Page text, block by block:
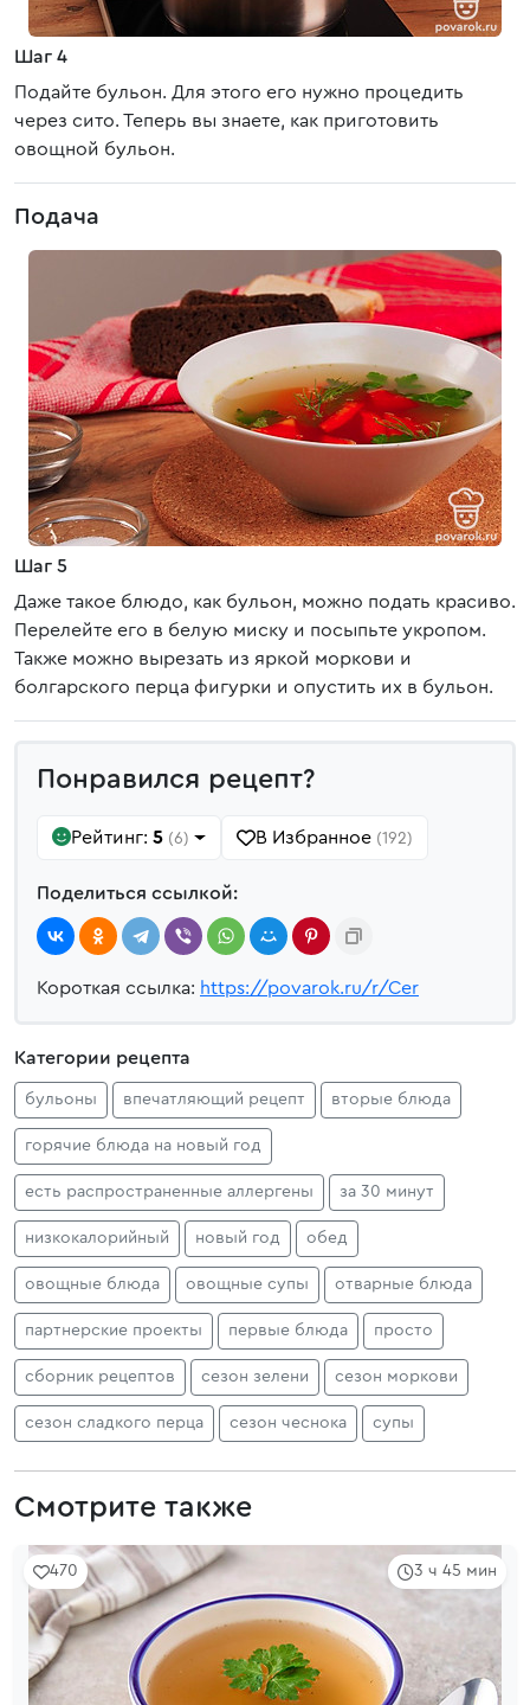
Шаг 4
Подайте бульон. Для этого его нужно процедить
через сито. Теперь вы знаете, как приготовить
овощной бульон.
Подача
Шаг 5
Даже такое блюдо, как бульон, можно подать красиво.
Перелейте его в белую миску и посыпьте укропом.
Также можно вырезать из яркой моркови и
болгарского перца фигурки и опустить их в бульон.
Понравился рецепт?
Рейтинг: 5 (6) В Избранное (192)
Поделиться ссылкой:
Короткая ссылка: https://povarok.ru/r/Cer
Категории рецепта
бульоны впечатляющий рецепт вторые блюда
горячие блюда на новый год
есть распространенные аллергены за 30 минут
низкокалорийный новый год обед
овощные блюда овощные супы отварные блюда
партнерские проекты первые блюда просто
сборник рецептов сезон зелени сезон моркови
сезон сладкого перца сезон чеснока супы
Смотрите также
3 ч 45 мин
470